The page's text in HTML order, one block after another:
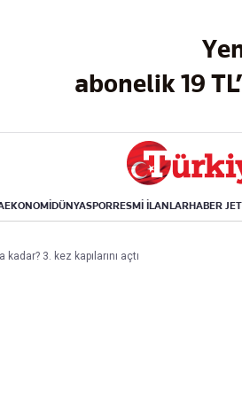
abonelik 19
EKONOMİDÜNYASPORRESMİ İLANLARHABER JET
Amerika
İsrail-Gazze
Yemek
Aktüel
3. kez kapılarını açtı